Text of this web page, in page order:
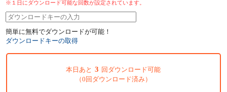
※１日にダウンロード可能な回数が設定されています。
簡単に無料でダウンロードが可能！
ダウンロードキーの取得
本日あと 3 回ダウンロード可能
（0回ダウンロード済み）